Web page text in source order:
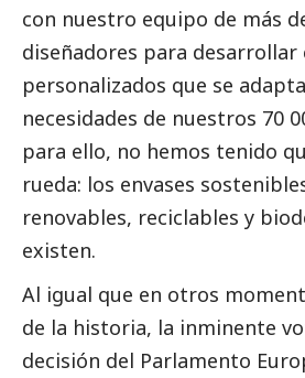
con nuestro equipo de más
diseñadores para desarrollar
personalizados que se
necesidades de nuestros 70
para ello, no hemos tenido
rueda: los envases
renovables, reciclables y
existen.
Al igual que en otros
de la historia, la inminente
decisión del Parlamento